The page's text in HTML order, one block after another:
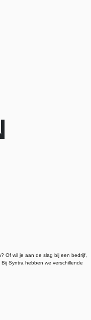
Of wil je aan de slag bij een bedrijf,
Syntra hebben we verschillende